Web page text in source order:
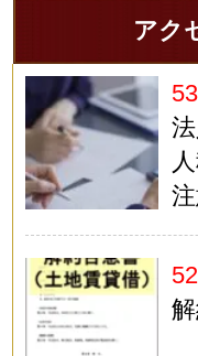
アク